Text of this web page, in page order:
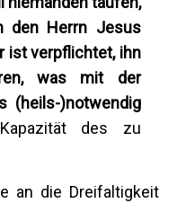
den Herrn Jesus
ist verpflichtet, ihn
was mit der
s (heils-)notwendig
des zu
an die Dreifaltigkeit